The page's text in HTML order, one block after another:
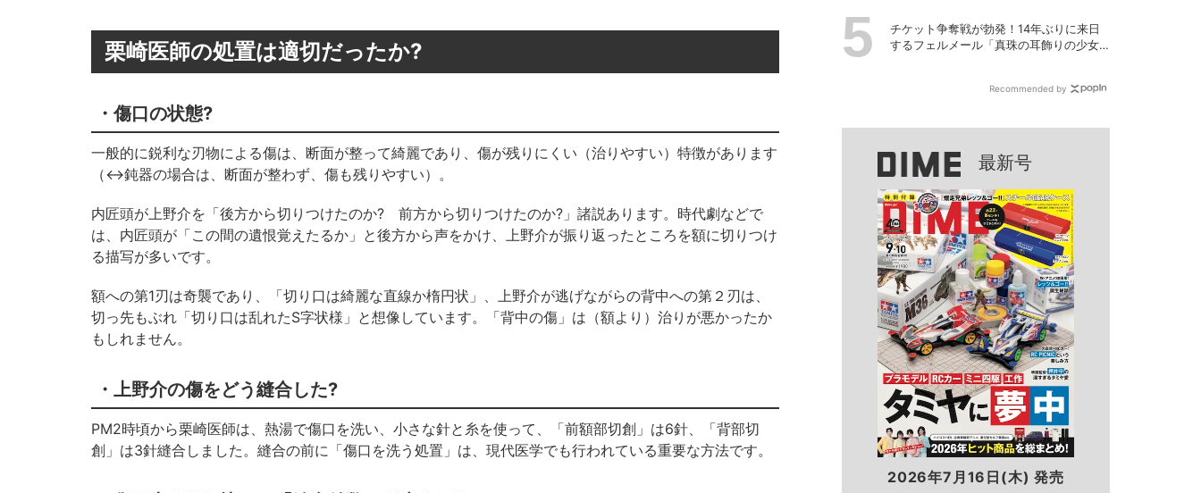
栗崎医師の処置は適切だったか?
・傷口の状態?
一般的に鋭利な刃物による傷は、断面が整って綺麗であり、傷が残りにくい（治りやすい）特徴があります
（↔鈍器の場合は、断面が整わず、傷も残りやすい）。
内匠頭が上野介を「後方から切りつけたのか? 前方から切りつけたのか?」諸説あります。時代劇などで
は、内匠頭が「この間の遺恨覚えたるか」と後方から声をかけ、上野介が振り返ったところを額に切りつけ
る描写が多いです。
額への第1刃は奇襲であり、「切り口は綺麗な直線か楕円状」、上野介が逃げながらの背中への第２刃は、
切っ先もぶれ「切り口は乱れたS字状様」と想像しています。「背中の傷」は（額より）治りが悪かったか
もしれません。
・上野介の傷をどう縫合した?
PM2時頃から栗崎医師は、熱湯で傷口を洗い、小さな針と糸を使って、「前額部切創」は6針、「背部切
創」は3針縫合しました。縫合の前に「傷口を洗う処置」は、現代医学でも行われている重要な方法です。
チケット争奪戦が勃発！14年ぶりに来日
するフェルメール「真珠の耳飾りの少女
Recommended by
最新号
2026年7月16日(木) 発売